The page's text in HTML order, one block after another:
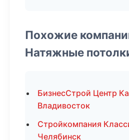
Похожие
Натяжные
БизнесСтрой Центр
Владивосток
Стройкомпания
Челябинск